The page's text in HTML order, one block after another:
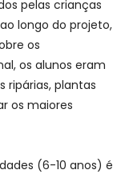
pelas crianças
longo do projeto,
os
os alunos eram
ripárias, plantas
os maiores
(6-10 anos) é